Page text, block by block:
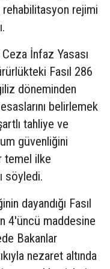
rejimi
İnfaz Yasası
Fasıl 286
döneminden
belirlemek
tahliye ve
güvenliğini
temel ilke
söyledi.
dayandığı Fasıl
4'üncü maddesine
Bakanlar
nezaret altında